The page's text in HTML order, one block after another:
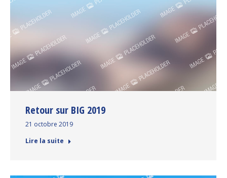
Retour sur BIG 2019
21 octobre 2019
Lire la suite